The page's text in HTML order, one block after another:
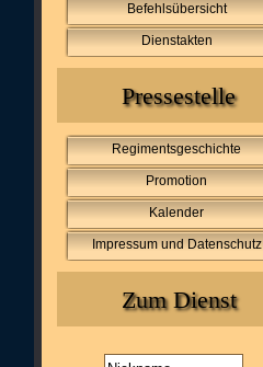
Befehlsübersicht
Dienstakten
Pressestelle
Regimentsgeschichte
Promotion
Kalender
Impressum und Datenschutz
Zum Dienst